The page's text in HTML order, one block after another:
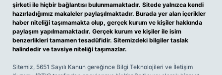
şirketi ile hiçbir bağlantısı bulunmamaktadır. Sitede yalnızca kendi
hazırladığımız makaleler paylaşılmaktadır. Burada yer alan içerikler
haber niteliği taşımamakta olup, gerçek kurum ve kişiler hakkında
paylaşım yapılmamaktadır. Gerçek kurum ve kişiler ile isim
benzerlikleri tamamen tesadüfidir. Sitemizdeki bilgiler taslak
halindedir ve tavsiye niteliği taşımazlar.
Sitemiz, 5651 Sayılı Kanun gereğince Bilgi Teknolojileri ve İletişim